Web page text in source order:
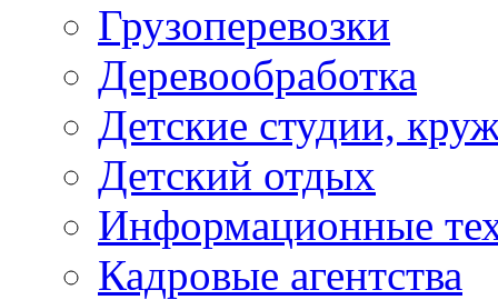
Грузоперевозки
Деревообработка
Детские студии,
Детский отдых
Информационные
Кадровые агентства